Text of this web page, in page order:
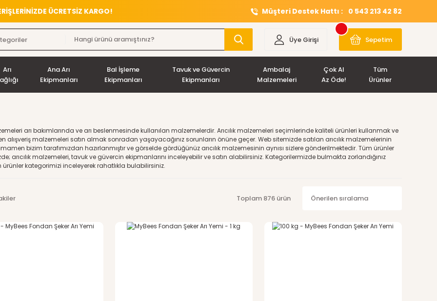
ÜCRETSİZ KARGO! Müşteri Destek Hattı : 0 543 213 42 82
Üye Girişi Sepetim
Arı
Ana Arı
Ekipmanları
Bal İşleme
Ekipmanları
Tavuk ve Güvercin
Ekipmanları
Ambalaj
Malzemeleri
Çok Al
Az Öde!
Tüm
Ürünler
arı bakımlarında ve arı beslenmesinde kullanılan malzemelerdir. Arıcılık malzemeleri seçimlerinde kaliteli ürünleri kullanmak ve
alışveriş malzemeleri satın almak sonradan yaşayacağınız sorunların önüne geçer. Web sitemizde satılan arıcılık malzemelerinin
bizim tarafımızdan hazırlanmıştır ve görselde gördüğünüz arıcılık malzemesinin aynısı sizlere gönderilmektedir. Tüm ürünler
arıcılık malzemeleri, tavuk ve güvercin ekipmanlarını inceleyebilir ve satın alabilirsiniz. Kategorilermizde bulmakta zorlandığınız
ürünler kategorimizi inceleyerek rahatlıkla bulabilirsiniz.
Toplam 876 ürün